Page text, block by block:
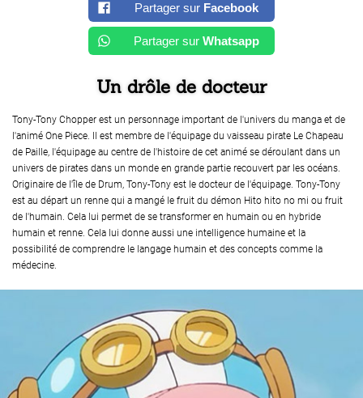
Partager sur Facebook
Partager sur Whatsapp
Un drôle de docteur
Tony-Tony Chopper est un personnage important de l'univers du manga et de
l'animé One Piece. Il est membre de l'équipage du vaisseau pirate Le Chapeau
de Paille, l'équipage au centre de l'histoire de cet animé se déroulant dans un
univers de pirates dans un monde en grande partie recouvert par les océans.
Originaire de l'île de Drum, Tony-Tony est le docteur de l'équipage. Tony-Tony
est au départ un renne qui a mangé le fruit du démon Hito hito no mi ou fruit
de l'humain. Cela lui permet de se transformer en humain ou en hybride
humain et renne. Cela lui donne aussi une intelligence humaine et la
possibilité de comprendre le langage humain et des concepts comme la
médecine.